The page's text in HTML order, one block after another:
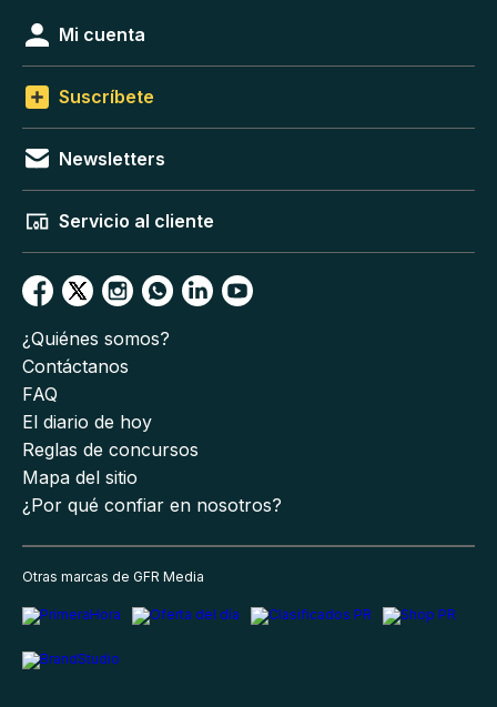
Mi cuenta
Suscríbete
Newsletters
Servicio al cliente
¿Quiénes somos?
Contáctanos
FAQ
El diario de hoy
Reglas de concursos
Mapa del sitio
¿Por qué confiar en nosotros?
Otras marcas de GFR Media